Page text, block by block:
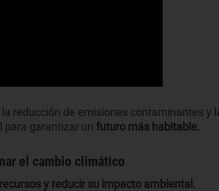
la reducción de emisiones contaminantes y
para garantizar un futuro más habitable.
el cambio climático
y reducir su impacto ambiental.